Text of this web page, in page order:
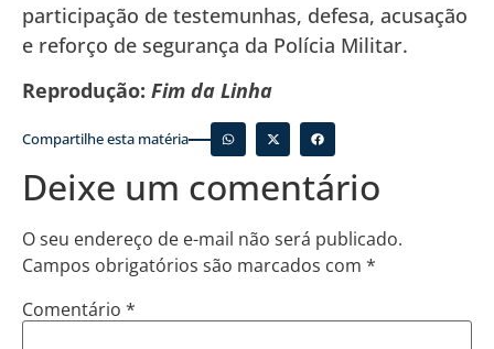
participação de testemunhas, defesa, acusação
e reforço de segurança da Polícia Militar.
Reprodução: Fim da Linha
Compartilhe esta matéria
Deixe um comentário
O seu endereço de e-mail não será publicado.
Campos obrigatórios são marcados com *
Comentário *